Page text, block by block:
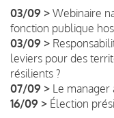
03/09 > Webinaire
fonction publique
03/09 >
leviers pour des
résilients ?
07/09 > Le
16/09 > Élection